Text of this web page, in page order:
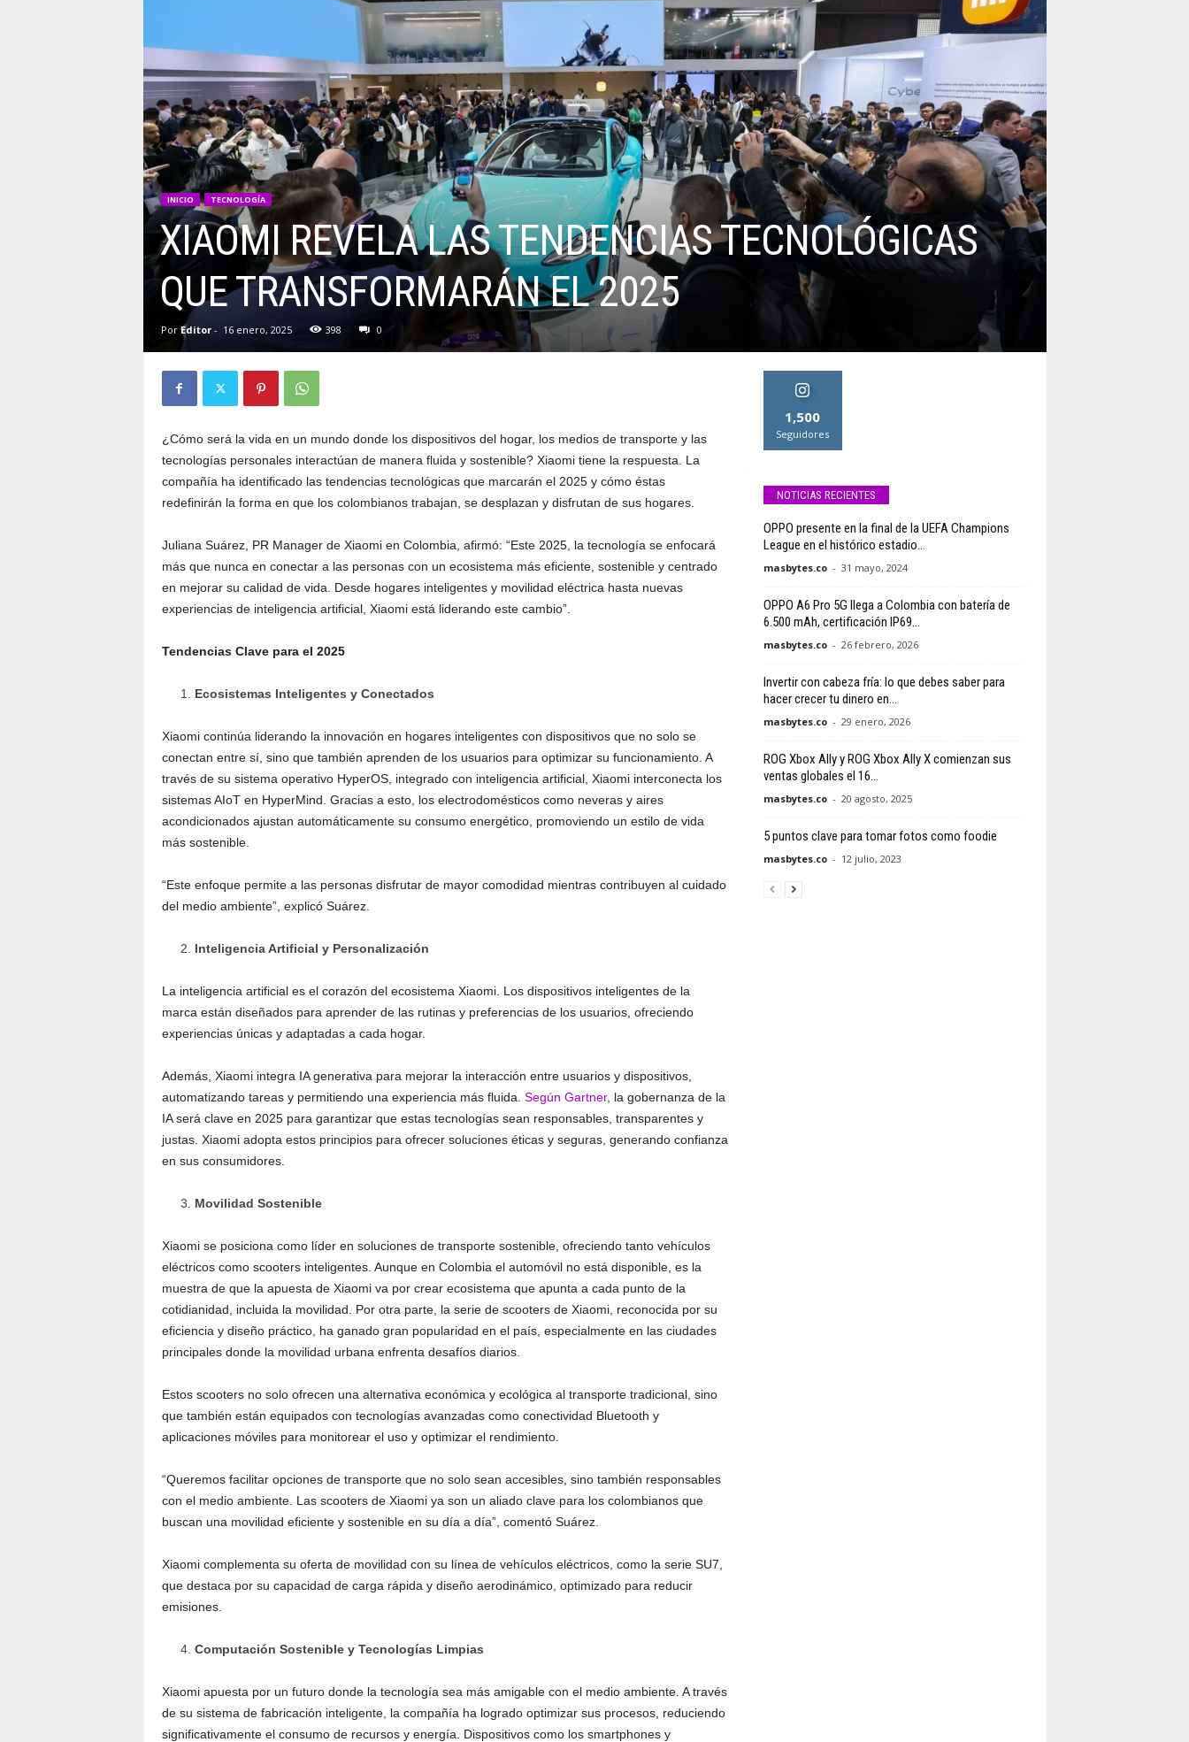
INICIO TECNOLOGÍA
XIAOMI REVELA LAS TENDENCIAS TECNOLÓGICAS
QUE TRANSFORMARÁN EL 2025
Por Editor- 16 enero, 2025 398 0
¿Cómo será la vida en un mundo donde los dispositivos del hogar, los medios de transporte y las
tecnologías personales interactúan de manera fluida y sostenible? Xiaomi tiene la respuesta. La
compañía ha identificado las tendencias tecnológicas que marcarán el 2025 y cómo éstas
redefinirán la forma en que los colombianos trabajan, se desplazan y disfrutan de sus hogares.
Juliana Suárez, PR Manager de Xiaomi en Colombia, afirmó: “Este 2025, la tecnología se enfocará
más que nunca en conectar a las personas con un ecosistema más eficiente, sostenible y centrado
en mejorar su calidad de vida. Desde hogares inteligentes y movilidad eléctrica hasta nuevas
experiencias de inteligencia artificial, Xiaomi está liderando este cambio”.
Tendencias Clave para el 2025
Ecosistemas Inteligentes y Conectados
Xiaomi continúa liderando la innovación en hogares inteligentes con dispositivos que no solo se
conectan entre sí, sino que también aprenden de los usuarios para optimizar su funcionamiento. A
través de su sistema operativo HyperOS, integrado con inteligencia artificial, Xiaomi interconecta los
sistemas AIoT en HyperMind. Gracias a esto, los electrodomésticos como neveras y aires
acondicionados ajustan automáticamente su consumo energético, promoviendo un estilo de vida
más sostenible.
“Este enfoque permite a las personas disfrutar de mayor comodidad mientras contribuyen al cuidado
del medio ambiente”, explicó Suárez.
Inteligencia Artificial y Personalización
La inteligencia artificial es el corazón del ecosistema Xiaomi. Los dispositivos inteligentes de la
marca están diseñados para aprender de las rutinas y preferencias de los usuarios, ofreciendo
experiencias únicas y adaptadas a cada hogar.
Además, Xiaomi integra IA generativa para mejorar la interacción entre usuarios y dispositivos,
automatizando tareas y permitiendo una experiencia más fluida. Según Gartner, la gobernanza de la
IA será clave en 2025 para garantizar que estas tecnologías sean responsables, transparentes y
justas​. Xiaomi adopta estos principios para ofrecer soluciones éticas y seguras, generando confianza
en sus consumidores.
Movilidad Sostenible
Xiaomi se posiciona como líder en soluciones de transporte sostenible, ofreciendo tanto vehículos
eléctricos como scooters inteligentes. Aunque en Colombia el automóvil no está disponible, es la
muestra de que la apuesta de Xiaomi va por crear ecosistema que apunta a cada punto de la
cotidianidad, incluida la movilidad. Por otra parte, la serie de scooters de Xiaomi, reconocida por su
eficiencia y diseño práctico, ha ganado gran popularidad en el país, especialmente en las ciudades
principales donde la movilidad urbana enfrenta desafíos diarios.
Estos scooters no solo ofrecen una alternativa económica y ecológica al transporte tradicional, sino
que también están equipados con tecnologías avanzadas como conectividad Bluetooth y
aplicaciones móviles para monitorear el uso y optimizar el rendimiento.
“Queremos facilitar opciones de transporte que no solo sean accesibles, sino también responsables
con el medio ambiente. Las scooters de Xiaomi ya son un aliado clave para los colombianos que
buscan una movilidad eficiente y sostenible en su día a día”, comentó Suárez.
Xiaomi complementa su oferta de movilidad con su línea de vehículos eléctricos, como la serie SU7,
que destaca por su capacidad de carga rápida y diseño aerodinámico, optimizado para reducir
emisiones.
Computación Sostenible y Tecnologías Limpias
Xiaomi apuesta por un futuro donde la tecnología sea más amigable con el medio ambiente. A través
de su sistema de fabricación inteligente, la compañía ha logrado optimizar sus procesos, reduciendo
significativamente el consumo de recursos y energía. Dispositivos como los smartphones y
1,500
Seguidores
NOTICIAS RECIENTES
OPPO presente en la final de la UEFA Champions
League en el histórico estadio...
masbytes.co - 31 mayo, 2024
OPPO A6 Pro 5G llega a Colombia con batería de
6.500 mAh, certificación IP69...
masbytes.co - 26 febrero, 2026
Invertir con cabeza fría: lo que debes saber para
hacer crecer tu dinero en...
masbytes.co - 29 enero, 2026
ROG Xbox Ally y ROG Xbox Ally X comienzan sus
ventas globales el 16...
masbytes.co - 20 agosto, 2025
5 puntos clave para tomar fotos como foodie
masbytes.co - 12 julio, 2023